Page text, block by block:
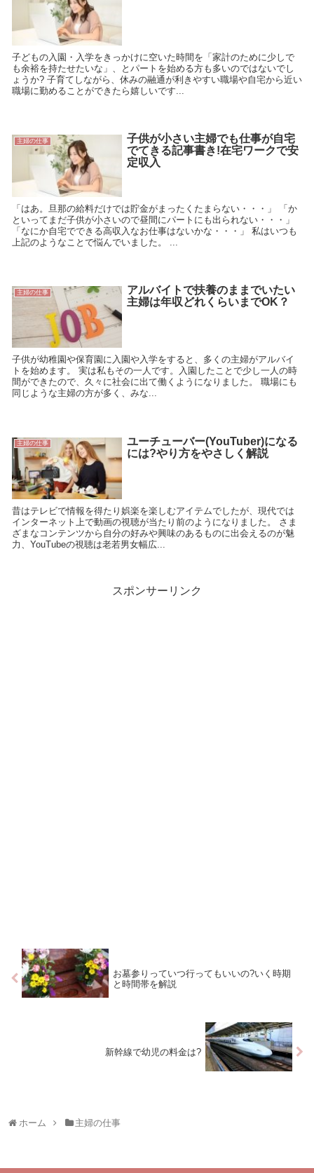
子どもの入園・入学をきっかけに空いた時間を「家計のために少しで
も余裕を持たせたいな」、とパートを始める方も多いのではないでし
ょうか? 子育てしながら、休みの融通が利きやすい職場や自宅から近い
職場に勤めることができたら嬉しいです...
主婦の仕事
子供が小さい主婦でも仕事が自宅
でてきる記事書き!在宅ワークで安
定収入
「はあ。旦那の給料だけでは貯金がまったくたまらない・・・」 「か
といってまだ子供が小さいので昼間にパートにも出られない・・・」
「なにか自宅でできる高収入なお仕事はないかな・・・」 私はいつも
上記のようなことで悩んでいました。 ...
主婦の仕事
アルバイトで扶養のままでいたい
主婦は年収どれくらいまでOK？
子供が幼稚園や保育園に入園や入学をすると、多くの主婦がアルバイ
トを始めます。 実は私もその一人です。入園したことで少し一人の時
間ができたので、久々に社会に出て働くようになりました。 職場にも
同じような主婦の方が多く、みな...
主婦の仕事
ユーチューバー(YouTuber)になる
には?やり方をやさしく解説
昔はテレビで情報を得たり娯楽を楽しむアイテムでしたが、現代では
インターネット上で動画の視聴が当たり前のようになりました。 さま
ざまなコンテンツから自分の好みや興味のあるものに出会えるのが魅
力、YouTubeの視聴は老若男女幅広...
スポンサーリンク
お墓参りっていつ行ってもいいの?いく時期
と時間帯を解説
新幹線で幼児の料金は?
ホーム 主婦の仕事